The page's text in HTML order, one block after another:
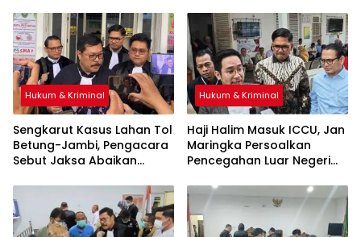
Hukum & Kriminal
Sengkarut Kasus Lahan Tol
Betung-Jambi, Pengacara
Sebut Jaksa Abaikan
PSN
Hukum & Kriminal
Haji Halim Masuk ICCU, Jan
Maringka Persoalkan
Pencegahan Luar Negeri